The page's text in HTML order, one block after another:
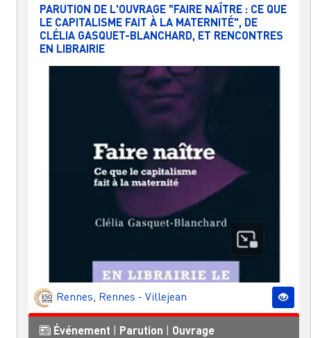
PARUTION DE L'OUVRAGE "FAIRE NAÎTRE : CE QUE
LE CAPITALISME FAIT À LA MATERNITÉ", DE
CLÉLIA GASQUET-BLANCHARD, ET RENCONTRES
EN LIBRAIRIE
Rennes, Rennes - Villejean
Événement Parution Ouvrage